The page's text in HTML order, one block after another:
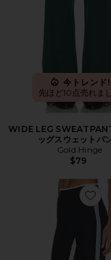
今トレンド!
先ほど10点売れま
WIDE LEG
ッグスウェットパ
Gold Hinge
$79